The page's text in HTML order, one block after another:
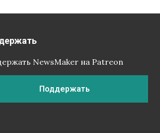
NewsMaker на Patreon
Поддержать